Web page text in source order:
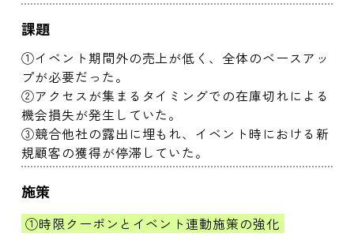
課題
①イベント期間外の売上が低く、全体のベースアッ
プが必要だった。
②アクセスが集まるタイミングでの在庫切れによる
機会損失が発生していた。
③競合他社の露出に埋もれ、イベント時における新
規顧客の獲得が停滞していた。
施策
①時限クーポンとイベント連動施策の強化